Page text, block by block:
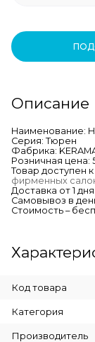
Описание
Наименование:
Серия: Тюрен
Фабрика:
Розничная цена:
Товар доступен
фирменных
Доставка от 1
Самовывоз в
Стоимость –
Код товара
Категория
Производитель